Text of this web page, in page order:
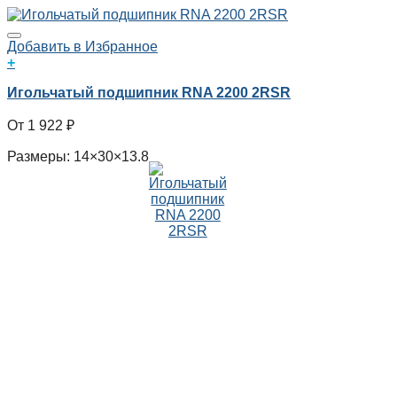
Добавить в Избранное
+
Игольчатый подшипник RNA 2200 2RSR
1 922 ₽
Размеры: 14×30×13.8